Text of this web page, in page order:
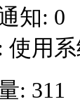
知: 0
使用
: 311